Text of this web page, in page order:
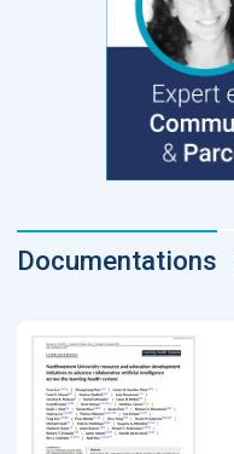
Documentations